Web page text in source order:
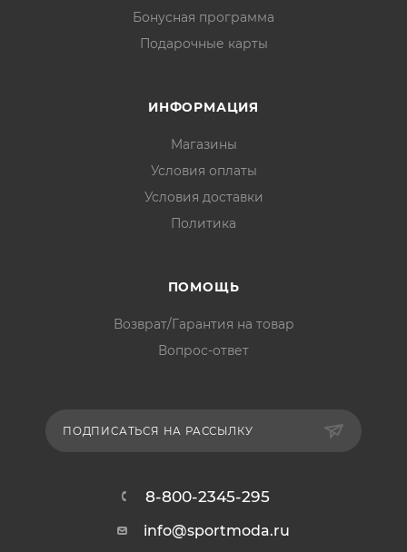
Бонусная программа
Подарочные карты
ИНФОРМАЦИЯ
Магазины
Условия оплаты
Условия доставки
Политика
ПОМОЩЬ
Возврат/Гарантия на товар
Вопрос-ответ
ПОДПИСАТЬСЯ НА РАССЫЛКУ
8-800-2345-295
info@sportmoda.ru